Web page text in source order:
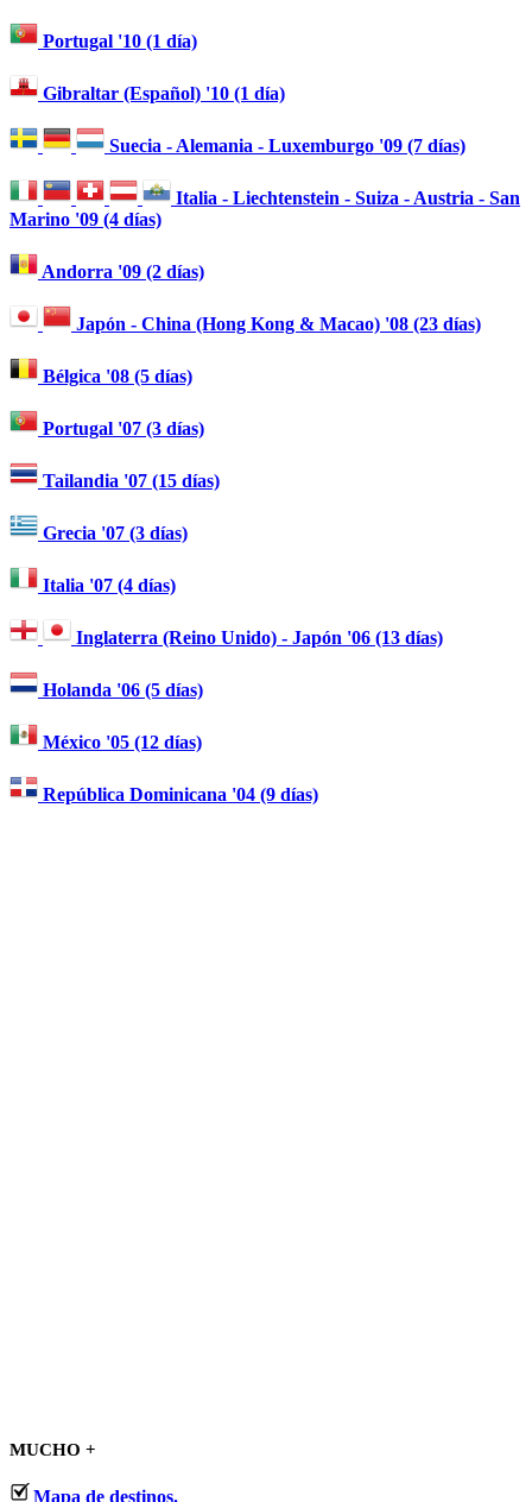
Portugal '10 (1 día)
Gibraltar (Español) '10 (1 día)
Suecia - Alemania - Luxemburgo '09 (7 días)
Italia - Liechtenstein - Suiza - Austria - San
Marino '09 (4 días)
Andorra '09 (2 días)
Japón - China (Hong Kong & Macao) '08 (23 días)
Bélgica '08 (5 días)
Portugal '07 (3 días)
Tailandia '07 (15 días)
Grecia '07 (3 días)
Italia '07 (4 días)
Inglaterra (Reino Unido) - Japón '06 (13 días)
Holanda '06 (5 días)
México '05 (12 días)
República Dominicana '04 (9 días)
MUCHO +
Mapa de destinos.